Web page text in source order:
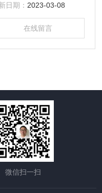
连控，其自动化程度、
布的有关环境检测 的标
勢。
日期： 2023-03-08
在线留言
微信扫一扫